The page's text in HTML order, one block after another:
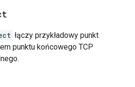
łączy przykładowy punkt
punktu końcowego TCP